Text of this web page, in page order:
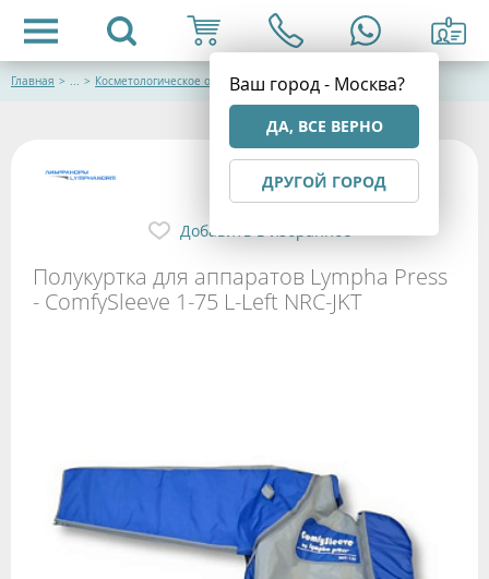
Ваш город - Москва?
ДА, ВСЕ ВЕРНО
ДРУГОЙ ГОРОД
Главная > ... > Косметологическое оборудование
Полукуртка для аппаратов Lympha Press
- ComfySleeve 1-75 L-Left NRC-JKT
Добавить в избранное